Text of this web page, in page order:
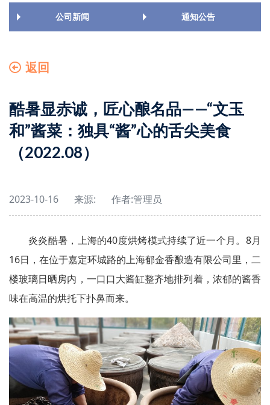
公司新闻 通知公告
返回
酷暑显赤诚，匠心酿名品——“文玉
和”酱菜：独具“酱”心的舌尖美食
（2022.08）
2023-10-16 来源: 作者:管理员
炎炎酷暑，上海的40度烘烤模式持续了近一个月。8月
16日，在位于嘉定环城路的上海郁金香酿造有限公司里，二
楼玻璃日晒房内，一口口大酱缸整齐地排列着，浓郁的酱香
味在高温的烘托下扑鼻而来。